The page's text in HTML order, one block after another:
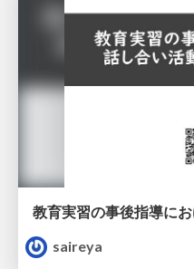
saireya